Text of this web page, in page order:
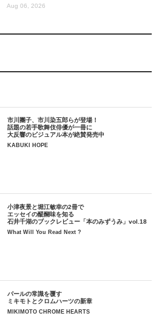
Aug 06, 2026
市川團子、市川染五郎らが登場！
話題の若手歌舞伎俳優が一冊に
大反響のビジュアル本が絶賛発売中
KABUKI HOPE
小津夜景と堀江敏幸の2冊で
エッセイの醍醐味を知る
石井千湖のブックレビュー「本のみずうみ」vol.18
What Will You Read Next ?
パールの常識を覆す
ミキモトとクロムハーツの新章
MIKIMOTO CHROME HEARTS